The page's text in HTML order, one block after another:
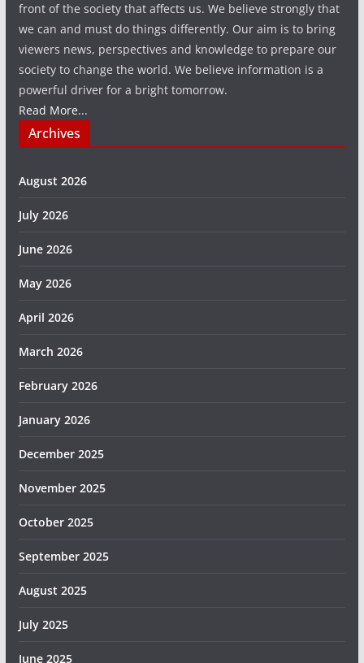
front of the society that affects us. We believe strongly that
we can and must do things differently. Our aim is to bring
viewers news, perspectives and knowledge to prepare our
society to change the world. We believe information is a
powerful driver for a bright tomorrow.
Read More...
Archives
August 2026
July 2026
June 2026
May 2026
April 2026
March 2026
February 2026
January 2026
December 2025
November 2025
October 2025
September 2025
August 2025
July 2025
June 2025